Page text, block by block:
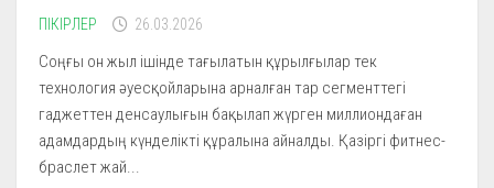
ПІКІРЛЕР 26.03.2026
Соңғы он жыл ішінде тағылатын құрылғылар тек
технология әуесқойларына арналған тар сегменттегі
гаджеттен денсаулығын бақылап жүрген миллиондаған
адамдардың күнделікті құралына айналды. Қазіргі фитнес-
браслет жай...